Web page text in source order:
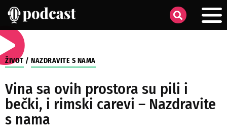
ŽIVOT / NAZDRAVITE S NAMA
Vina sa ovih prostora su pili i
bečki, i rimski carevi – Nazdravite
s nama